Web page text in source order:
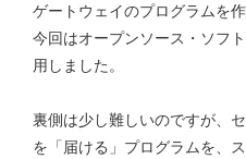
ゲートウェイのプログラムを作
今回はオープンソース・ソフ
用しました。
裏側は少し難しいのですが、
を「届ける」プログラムを、